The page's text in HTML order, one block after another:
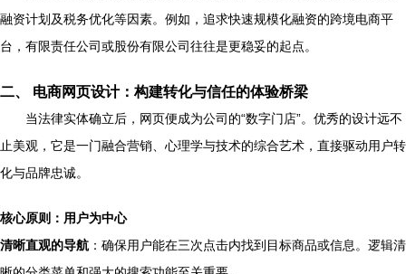
融资计划及税务优化等因素。例如，追求快速规模化融资的跨境电商平
台，有限责任公司或股份有限公司往往是更稳妥的起点。
二、 电商网页设计：构建转化与信任的体验桥梁
当法律实体确立后，网页便成为公司的“数字门店”。优秀的设计远不
止美观，它是一门融合营销、心理学与技术的综合艺术，直接驱动用户转
化与品牌忠诚。
核心原则：用户为中心
清晰直观的导航 ：确保用户能在三次点击内找到目标商品或信息。逻辑清